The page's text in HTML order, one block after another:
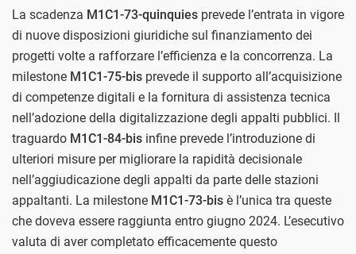
La scadenza M1C1-73-quinquies prevede l’entrata in vigore
di nuove disposizioni giuridiche sul finanziamento dei
progetti volte a rafforzare l’efficienza e la concorrenza. La
milestone M1C1-75-bis prevede il supporto all’acquisizione
di competenze digitali e la fornitura di assistenza tecnica
nell’adozione della digitalizzazione degli appalti pubblici. Il
traguardo M1C1-84-bis infine prevede l’introduzione di
ulteriori misure per migliorare la rapidità decisionale
nell’aggiudicazione degli appalti da parte delle stazioni
appaltanti. La milestone M1C1-73-bis è l’unica tra queste
che doveva essere raggiunta entro giugno 2024. L’esecutivo
valuta di aver completato efficacemente questo